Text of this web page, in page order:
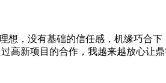
，没有基础的信任感，机缘巧合
高新项目的合作，我越来越放心让